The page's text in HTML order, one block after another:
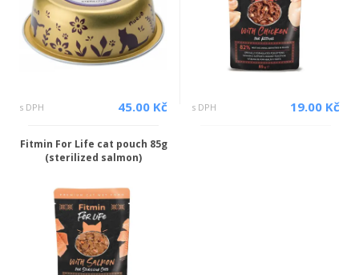
s DPH 45.00 Kč s DPH 19.00 Kč
Fitmin For Life cat pouch 85g
(sterilized salmon)